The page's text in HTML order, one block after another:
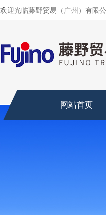
欢迎光临藤野贸易（广州）有限公
网站首页
・
・
・
・
・
・
・